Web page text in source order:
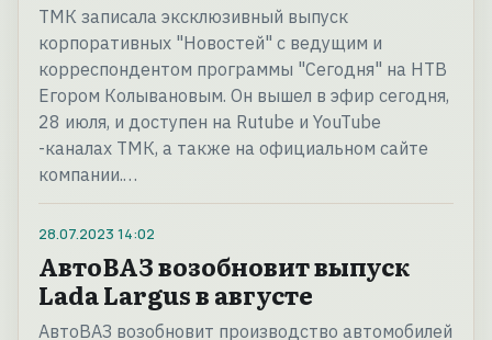
ТМК записала эксклюзивный выпуск
корпоративных "Новостей" с ведущим и
корреспондентом программы "Сегодня" на НТВ
Егором Колывановым. Он вышел в эфир сегодня,
28 июля, и доступен на Rutube и YouTube
-каналах ТМК, а также на официальном сайте
компании.…
28.07.2023 14:02
АвтоВАЗ возобновит выпуск
Lada Largus в августе
АвтоВАЗ возобновит производство автомобилей